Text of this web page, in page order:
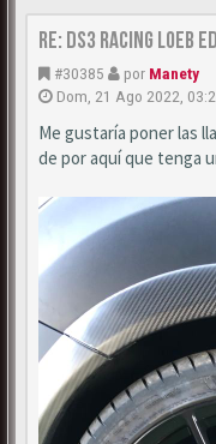
Re: DS3 Racing Loeb
#30385 por Manety
Dom, 21 Ago 2022,
Me gustaría poner las
de por aquí que tenga